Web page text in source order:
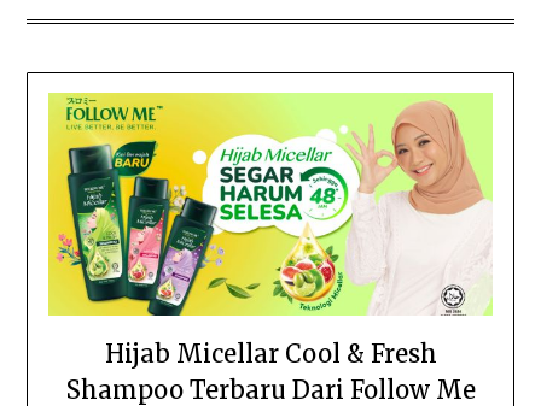
Hijab Micellar Cool & Fresh
Shampoo Terbaru Dari Follow Me